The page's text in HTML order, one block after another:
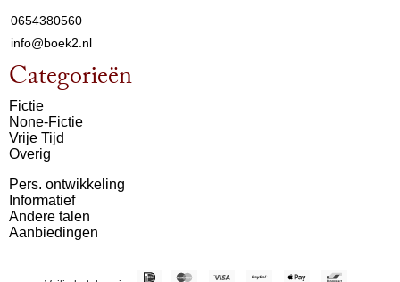
0654380560
info@boek2.nl
Categorieën
Fictie
None-Fictie
Vrije Tijd
Overig
Pers. ontwikkeling
Informatief
Andere talen
Aanbiedingen